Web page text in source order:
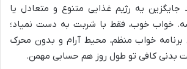
جایگزین یه رژیم غذایی متنوع و متعادل یا
خواب خوب، فقط با شربت به دست نمیاد؛
خواب منظم، محیط آرام و بدون محرک
بدنی کافی تو طول روز هم حسابی مهمن.